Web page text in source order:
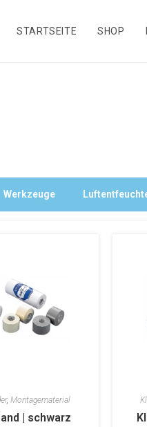
STARTSEITE SHOP
Werkzeuge
,Montagematerial
| schwarz